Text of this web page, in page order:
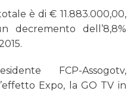
è di € 11.883.000,00,
decremento dell’8,8%
FCP-Assogotv,
Expo, la GO TV in